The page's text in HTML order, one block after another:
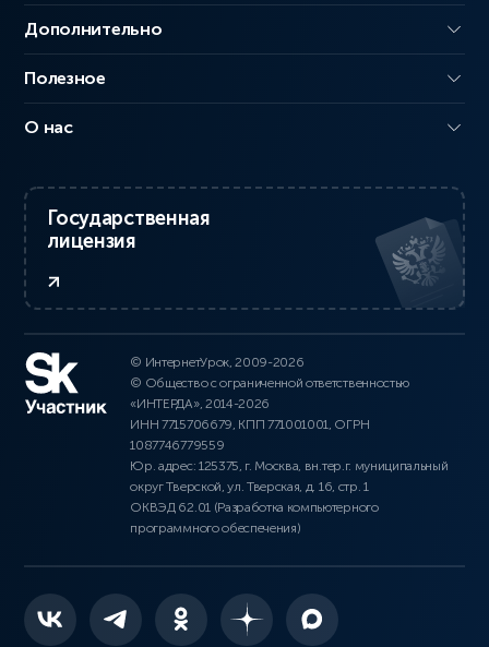
Дополнительно
Полезное
О нас
Государственная
лицензия
© ИнтернетУрок, 2009-2026
© Общество с ограниченной ответственностью
«ИНТЕРДА», 2014-2026
ИНН 7715706679, КПП 771001001, ОГРН
1087746779559
Юр. адрес: 125375, г. Москва, вн.тер.г. муниципальный
округ Тверской, ул. Тверская, д. 16, стр. 1
ОКВЭД 62.01 (Разработка компьютерного
программного обеспечения)